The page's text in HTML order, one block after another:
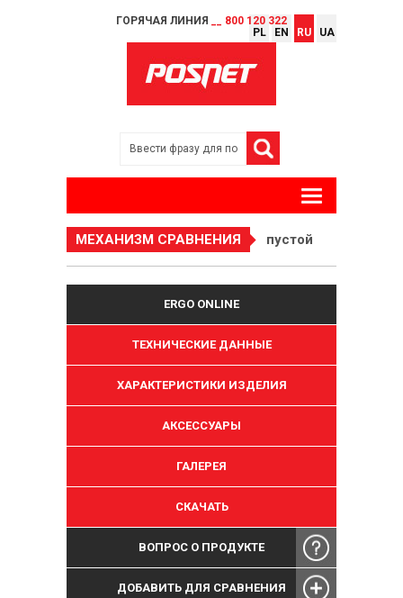
ГОРЯЧАЯ ЛИНИЯ __ 800 120 322
PL
EN RU UA
МЕХАНИЗМ СРАВНЕНИЯ пустой
ERGO ONLINE
ТЕХНИЧЕСКИЕ ДАННЫЕ
ХАРАКТЕРИСТИКИ ИЗДЕЛИЯ
АКСЕССУАРЫ
ГАЛЕРЕЯ
СКАЧАТЬ
ВОПРОС О ПРОДУКТЕ
ДОБАВИТЬ ДЛЯ СРАВНЕНИЯ